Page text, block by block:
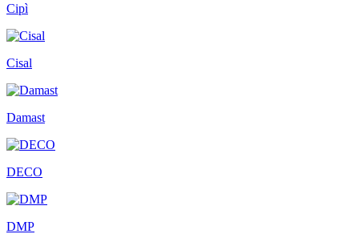
Cipì
Cisal
Damast
DECO
DMP